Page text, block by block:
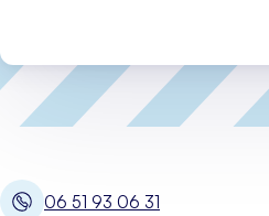
06 51 93 06 31